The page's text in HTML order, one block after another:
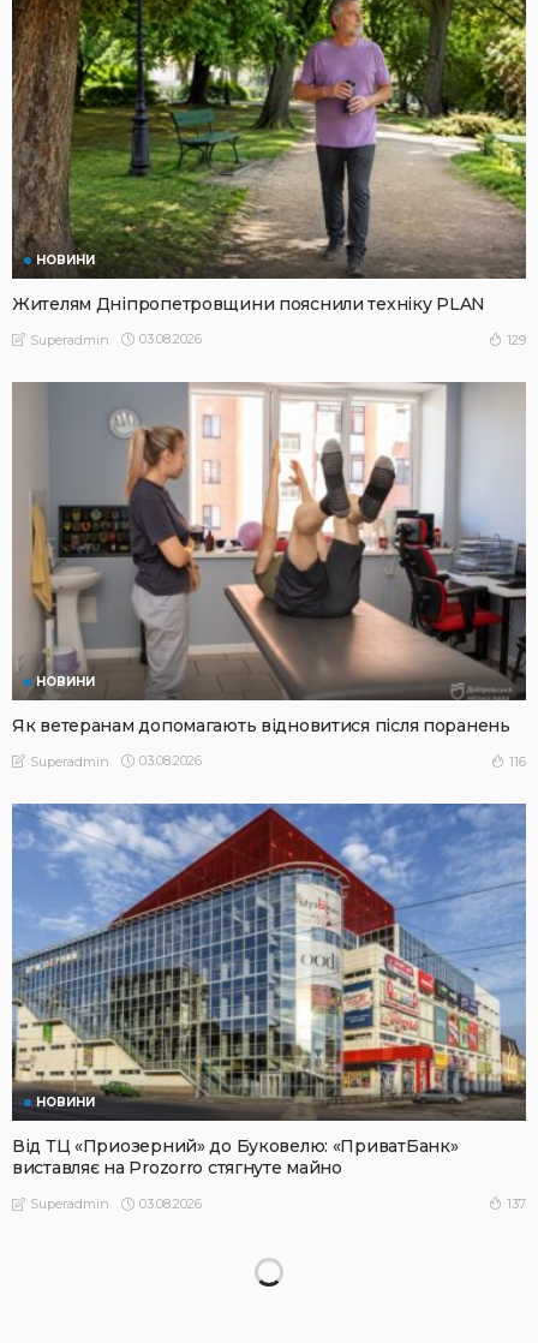
НОВИНИ
Жителям Дніпропетровщини пояснили техніку PLAN
Superadmin 03.08.2026 129
НОВИНИ
Як ветеранам допомагають відновитися після поранень
Superadmin 03.08.2026 116
НОВИНИ
Від ТЦ «Приозерний» до Буковелю: «ПриватБанк»
виставляє на Prozorro стягнуте майно
Superadmin 03.08.2026 137